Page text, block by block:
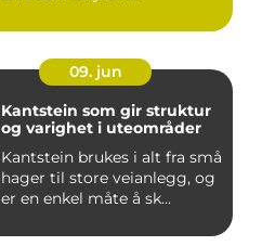
09. jun
Kantstein som gir struktur
og varighet i uteområder
Kantstein brukes i alt fra små
hager til store veianlegg, og
er en enkel måte å sk...